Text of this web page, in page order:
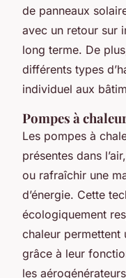
de panneaux
avec un retour sur
long terme. De
différents types
individuel aux
Pompes à
Les pompes à
présentes dans
ou rafraîchir une
d’énergie. Cette
écologiquement
chaleur permettent
grâce à leur
les